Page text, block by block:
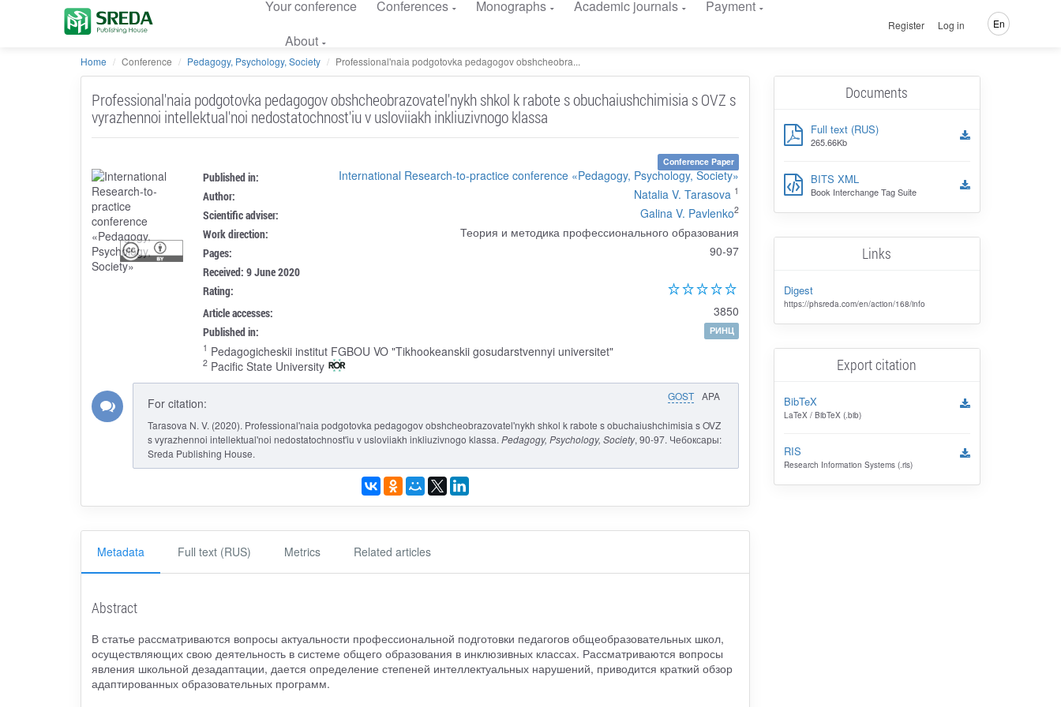
Your conference Conferences Monographs Academic journals
Payment
About
Register Log in En
Home Conference Pedagogy, Psychology, Society Professional'naia podgotovka pedagogov obshcheobra...
Professional'naia podgotovka pedagogov obshcheobrazovatel'nykh shkol k rabote s obuchaiushchimisia s OVZ s
vyrazhennoi intellektual'noi nedostatochnost'iu v usloviiakh inkliuzivnogo klassa
Conference Paper
Published in: International Research-to-practice conference «Pedagogy, Psychology, Society»
Author: Natalia V. Tarasova 1
Scientific adviser: Galina V. Pavlenko2
Work direction: Теория и методика профессионального образования
Pages: 90-97
Received: 9 June 2020
Rating:
Article accesses:
3850
Published in:
РИНЦ
1 Pedagogicheskii institut FGBOU VO "Tikhookeanskii gosudarstvennyi universitet"
2 Pacific State University
GOST APA
For citation:
Tarasova N. V. (2020). Professional'naia podgotovka pedagogov obshcheobrazovatel'nykh shkol k rabote s obuchaiushchimisia s OVZ
s vyrazhennoi intellektual'noi nedostatochnost'iu v usloviiakh inkliuzivnogo klassa. Pedagogy, Psychology, Society, 90-97. Чебоксары:
Sreda Publishing House.
Metadata Full text (RUS) Metrics Related articles
Abstract
В статье рассматриваются вопросы актуальности профессиональной подготовки педагогов общеобразовательных школ,
осуществляющих свою деятельность в системе общего образования в инклюзивных классах. Рассматриваются вопросы
явления школьной дезадаптации, дается определение степеней интеллектуальных нарушений, приводится краткий обзор
адаптированных образовательных программ.
Documents
Full text (RUS)
265.66Kb
BITS XML
Book Interchange Tag Suite
Links
Digest
https://phsreda.com/en/action/168/info
Export citation
BibTeX
LaTeX / BibTeX (.bib)
RIS
Research Information Systems (.ris)